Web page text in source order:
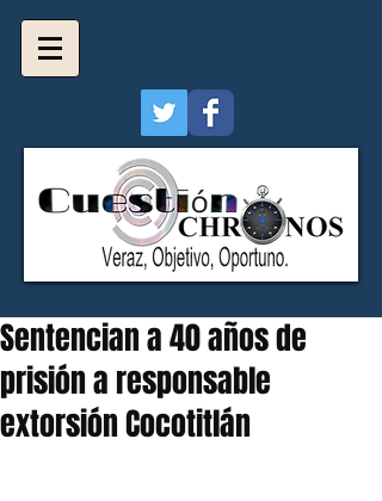
Sentencian a 40 años de
prisión a responsable
extorsión Cocotitlán